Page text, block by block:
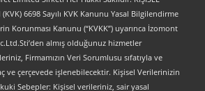
(KVK) 6698 Sayılı KVK Kanunu Yasal Bilgilendirme
Korunması Kanunu (“KVKK”) uyarınca İzomont
almış olduğunuz hizmetler
Firmamızın Veri Sorumlusu sıfatıyla ve
ve çerçevede işlenebilecektir. Kişisel Verilerinizin
Sebepler: Kişisel verileriniz, sair yasal